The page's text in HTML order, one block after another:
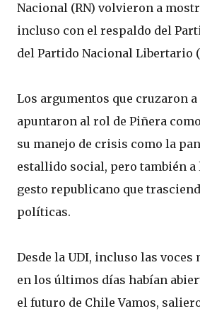
Nacional (RN) volvieron a
incluso con el respaldo del
del Partido Nacional Libertario
Los argumentos que cruzaron a
apuntaron al rol de Piñera
su manejo de crisis como la
estallido social, pero también a
gesto republicano que
políticas.
Desde la UDI, incluso las voces
en los últimos días habían
el futuro de Chile Vamos,